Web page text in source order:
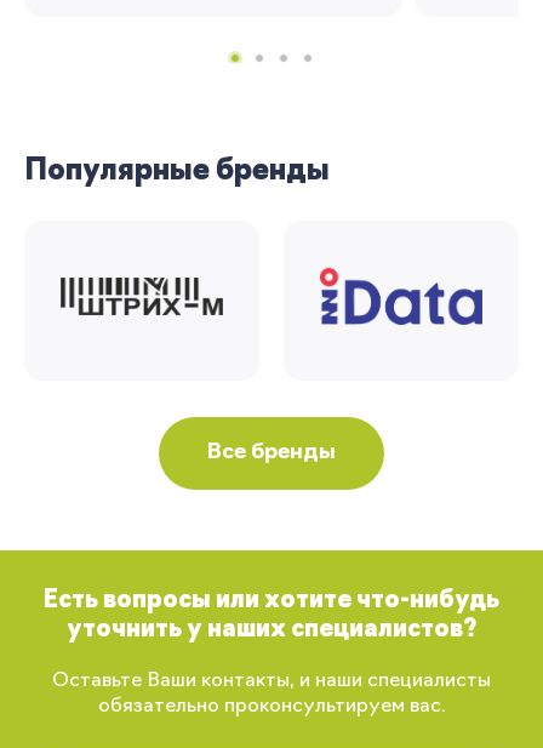
Популярные бренды
Все бренды
Есть вопросы или хотите что-нибудь
уточнить у наших специалистов?
Оставьте Ваши контакты, и наши специалисты
обязательно проконсультируем вас.